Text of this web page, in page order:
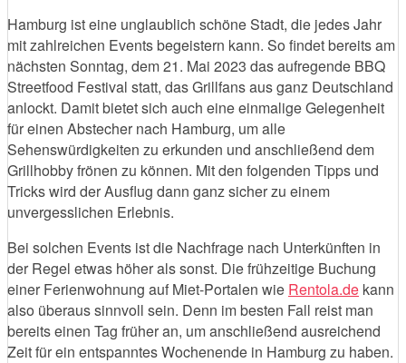
Hamburg ist eine unglaublich schöne Stadt, die jedes Jahr
mit zahlreichen Events begeistern kann. So findet bereits am
nächsten Sonntag, dem 21. Mai 2023 das aufregende BBQ
Streetfood Festival statt, das Grillfans aus ganz Deutschland
anlockt. Damit bietet sich auch eine einmalige Gelegenheit
für einen Abstecher nach Hamburg, um alle
Sehenswürdigkeiten zu erkunden und anschließend dem
Grillhobby frönen zu können. Mit den folgenden Tipps und
Tricks wird der Ausflug dann ganz sicher zu einem
unvergesslichen Erlebnis.
Bei solchen Events ist die Nachfrage nach Unterkünften in
der Regel etwas höher als sonst. Die frühzeitige Buchung
einer Ferienwohnung auf Miet-Portalen wie Rentola.de kann
also überaus sinnvoll sein. Denn im besten Fall reist man
bereits einen Tag früher an, um anschließend ausreichend
Zeit für ein entspanntes Wochenende in Hamburg zu haben.